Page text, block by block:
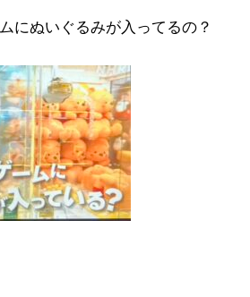
にぬいぐるみが入ってるの？